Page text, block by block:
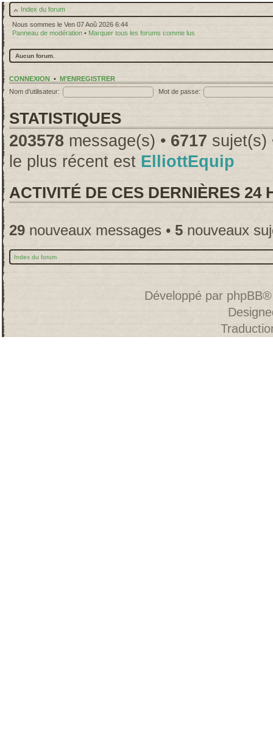
Index du forum
Nous sommes le Ven 07 Aoû 2026 6:44
Panneau de modération • Marquer tous les forums comme lus
Aucun forum.
CONNEXION • M’ENREGISTRER
Nom d’utilisateur:
Mot de passe:
STATISTIQUES
203578 message(s) • 6717 sujet(s)
le plus récent est ElliottEquip
ACTIVITÉ DE CES DERNIÈRES 24
29 nouveaux messages • 5 nouveaux
Index du forum
Développé par phpBB®